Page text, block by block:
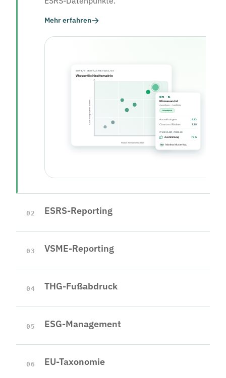
Mehr erfahren
02 ESRS-Reporting
03 VSME-Reporting
04 THG-Fußabdruck
05 ESG-Management
06 EU-Taxonomie